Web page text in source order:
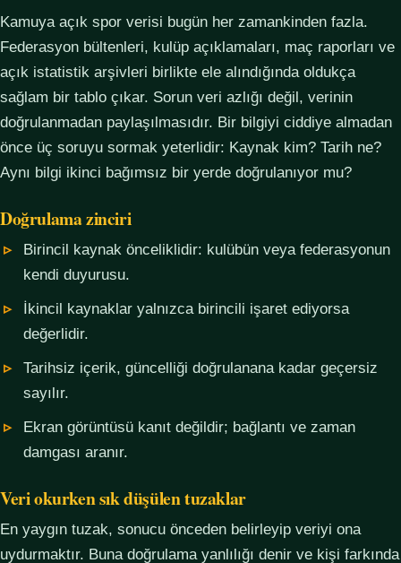
Kamuya açık spor verisi bugün her zamankinden fazla.
Federasyon bültenleri, kulüp açıklamaları, maç raporları ve
açık istatistik arşivleri birlikte ele alındığında oldukça
sağlam bir tablo çıkar. Sorun veri azlığı değil, verinin
doğrulanmadan paylaşılmasıdır. Bir bilgiyi ciddiye almadan
önce üç soruyu sormak yeterlidir: Kaynak kim? Tarih ne?
Aynı bilgi ikinci bağımsız bir yerde doğrulanıyor mu?
Doğrulama zinciri
Birincil kaynak önceliklidir: kulübün veya federasyonun
kendi duyurusu.
İkincil kaynaklar yalnızca birincili işaret ediyorsa
değerlidir.
Tarihsiz içerik, güncelliği doğrulanana kadar geçersiz
sayılır.
Ekran görüntüsü kanıt değildir; bağlantı ve zaman
damgası aranır.
Veri okurken sık düşülen tuzaklar
En yaygın tuzak, sonucu önceden belirleyip veriyi ona
uydurmaktır. Buna doğrulama yanlılığı denir ve kişi farkında